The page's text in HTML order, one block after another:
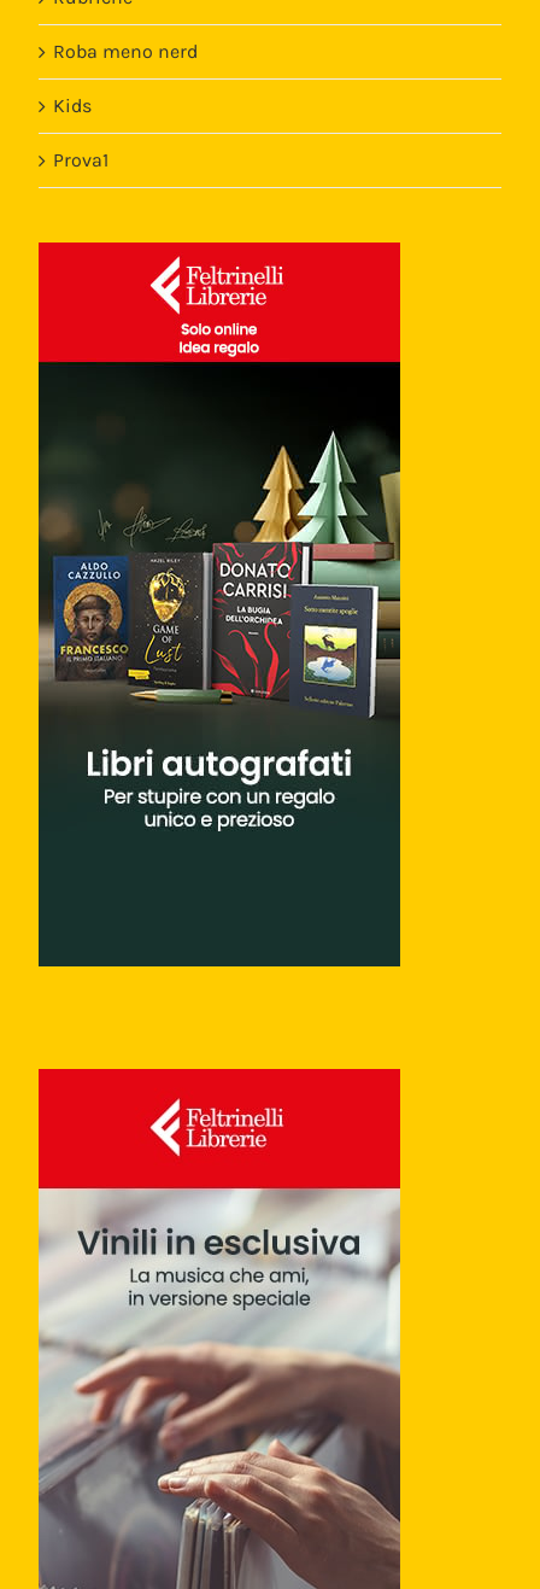
Roba meno nerd
Kids
Prova1